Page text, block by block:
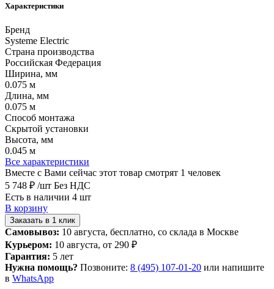
Характеристики
Бренд
Systeme Electric
Страна производства
Российская Федерация
Ширина, мм
0.075 м
Длина, мм
0.075 м
Способ монтажа
Скрытой установки
Высота, мм
0.045 м
Все характеристики
Вместе с Вами сейчас этот товар смотрят 1 человек
5 748 ₽ /шт Без НДС
Есть в наличии 4 шт
В корзину
Заказать в 1 клик
Самовывоз: 10 августа, бесплатно, со склада в Москве
Курьером: 10 августа, от 290 ₽
Гарантия: 5 лет
Нужна помощь? Позвоните: 8 (495) 107-01-20 или напишите
в WhatsApp